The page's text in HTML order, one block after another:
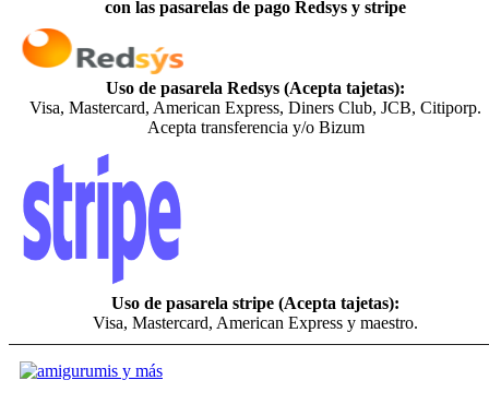
con las pasarelas de pago Redsys y stripe
Uso de pasarela Redsys (Acepta tajetas):
Visa, Mastercard, American Express, Diners Club, JCB, Citiporp.
Acepta transferencia y/o Bizum
Uso de pasarela stripe (Acepta tajetas):
Visa, Mastercard, American Express y maestro.